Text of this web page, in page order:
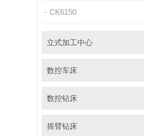
CK6150
立式加工中心
数控车床
数控钻床
摇臂钻床